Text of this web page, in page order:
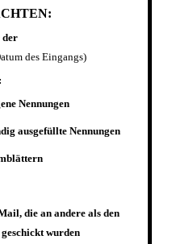
der
des Eingangs)
Nennungen
ausgefüllte Nennungen
die an andere als den
wurden